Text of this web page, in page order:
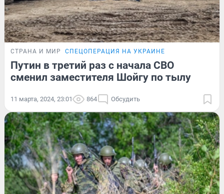
СТРАНА И МИР СПЕЦОПЕРАЦИЯ НА УКРАИНЕ
Путин в третий раз с начала СВО
сменил заместителя Шойгу по тылу
11 марта, 2024, 23:01 864 Обсудить